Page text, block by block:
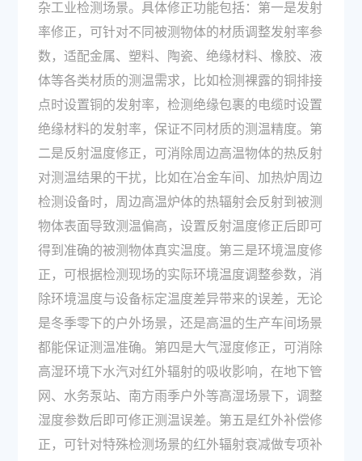
杂工业检测场景。具体修正功能包括：第一是发射
率修正，可针对不同被测物体的材质调整发射率参
数，适配金属、塑料、陶瓷、绝缘材料、橡胶、液
体等各类材质的测温需求，比如检测裸露的铜排接
点时设置铜的发射率，检测绝缘包裹的电缆时设置
绝缘材料的发射率，保证不同材质的测温精度。第
二是反射温度修正，可消除周边高温物体的热反射
对测温结果的干扰，比如在冶金车间、加热炉周边
检测设备时，周边高温炉体的热辐射会反射到被测
物体表面导致测温偏高，设置反射温度修正后即可
得到准确的被测物体真实温度。第三是环境温度修
正，可根据检测现场的实际环境温度调整参数，消
除环境温度与设备标定温度差异带来的误差，无论
是冬季零下的户外场景，还是高温的生产车间场景
都能保证测温准确。第四是大气湿度修正，可消除
高湿环境下水汽对红外辐射的吸收影响，在地下管
网、水务泵站、南方雨季户外等高湿场景下，调整
湿度参数后即可修正测温误差。第五是红外补偿修
正，可针对特殊检测场景的红外辐射衰减做专项补